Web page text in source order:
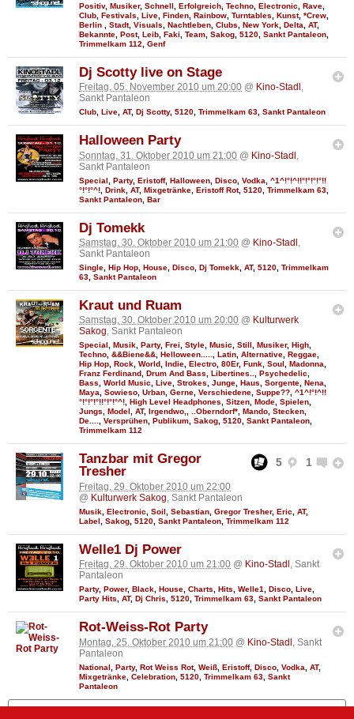
Positiv, Musiker, Schnell Erfolgreich Techno Electronic Rave
Club Festivals Live Finden Rainbow Turntables Kunst, *Crew
Berlin
Stadt, Visuals Nachtleben Clubs New York Delta AT,
Bekannte Post, Leib Faki Team Sakog 5120 Sankt Pantaleon
Trimmelkam 112
Genf
Dj Scotty live on Stage
Freitag, 05. November 2010 um 20:00 @ Kino-Stadl ,
Sankt Pantaleon
Club, Live, AT, Dj Scotty, 5120, Trimmelkam 63, Sankt Pantaleon
Halloween Party
Sonntag, 31. Oktober 2010 um 21:00 @ Kino-Stadl
Sankt Pantaleon
Special Party, Eristoff, Halloween Disco Vodka
^1^!°!^!!°!°!°!°!!
°!°!°^! Drink AT, Mixgetränke Eristoff Rot, 5120 Trimmelkam 63
Sankt Pantaleon Bar
Dj Tomekk
Samstag, 30. Oktober 2010 um 21:00 @ Kino-Stadl ,
Sankt Pantaleon
Single Hip Hop House Disco Dj Tomekk AT, 5120 Trimmelkam
63 Sankt Pantaleon
Kraut und Ruam
Samstag, 30. Oktober 2010 um 20:00 @ Kulturwerk
Sakog, Sankt Pantaleon
Special , Musik, Party, Frei, Style, Music, Still , Musiker, High,
Techno, &&Biene&&, Helloween....., Latin, Alternative, Reggae,
Hip Hop, Rock, World, Indie, Electro, 80Er, Funk, Soul , Madonna,
Franz Ferdinand, Drum And Bass, Libertines.., Psychedelic,
Bass, World Music, Live, Strokes, Junge, Haus, Sorgente, Nena,
Maya, Sowieso, Urban, Gerne, Verschiedene, Suppe??, ^1^!°!^!!
°!°!°!°!!°!°!°^!, High Level Headphones, Sitzen, Mode, Spielen,
Jungs, Model , AT, Irgendwo,, ..Oberndorf*, Mando, Stecken,
De...., Versprühen, Publikum, Sakog, 5120, Sankt Pantaleon,
Trimmelkam 112
5 1
Tanzbar mit Gregor
Tresher
Freitag, 29. Oktober 2010 um 22:00
@ Kulturwerk Sakog , Sankt Pantaleon
Musik Electronic Soil Sebastian Gregor Tresher, Eric AT,
Label
Sakog 5120 Sankt Pantaleon Trimmelkam 112
Welle1 Dj Power
Freitag, 29. Oktober 2010 um 21:00 @ Kino-Stadl , Sankt
Pantaleon
Party, Power, Black House Charts Hits Welle1 Disco Live
Party Hits
AT, Dj Chris 5120 Trimmelkam 63 Sankt Pantaleon
Rot-Weiss-Rot Party
Montag, 25. Oktober 2010 um 21:00 @ Kino-Stadl , Sankt
Pantaleon
National Party, Rot Weiss Rot, Weiß Eristoff, Disco Vodka AT,
Mixgetränke Celebration 5120 Trimmelkam 63 Sankt
Pantaleon